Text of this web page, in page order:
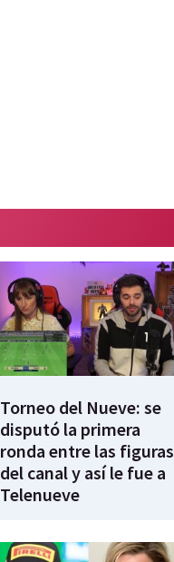
Torneo del Nueve: se
disputó la primera
ronda entre las figuras
del canal y así le fue a
Telenueve